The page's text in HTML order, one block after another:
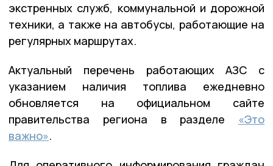
экстренных служб, коммунальной и дорожной
техники, а также на автобусы, работающие на
регулярных маршрутах.
Актуальный перечень работающих АЗС с
указанием наличия топлива ежедневно
обновляется на официальном сайте
правительства региона в разделе «Это
важно».